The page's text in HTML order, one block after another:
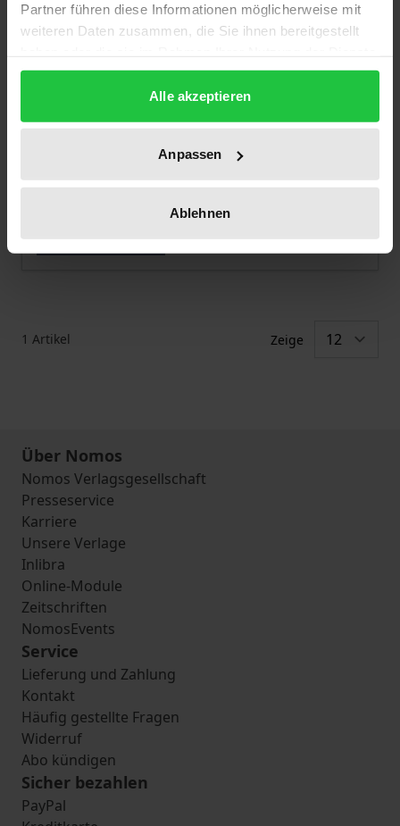
Partner führen diese Informationen möglicherweise mit
weiteren Daten zusammen, die Sie ihnen bereitgestellt
gesammelt haben.
Alle akzeptieren
Anpassen
Ablehnen
Der Preis dieses Titels richtet sich nach der
Ergon, 1. Auflage 2024
Zur Auswahl
1 Artikel Zeige
Über Nomos
Nomos Verlagsgesellschaft
Presseservice
Karriere
Unsere Verlage
Inlibra
Online-Module
Zeitschriften
NomosEvents
Service
Lieferung und Zahlung
Kontakt
Häufig gestellte Fragen
Widerruf
Abo kündigen
Sicher bezahlen
PayPal